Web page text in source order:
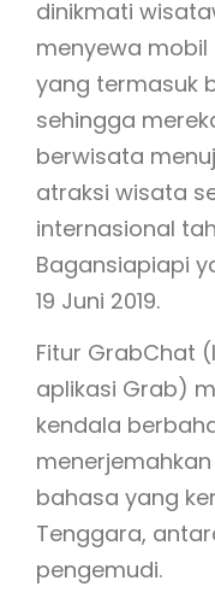
dinikmati
menyewa
yang termasuk
sehingga
berwisata
atraksi wisata
internasional
Bagansiapiapi
19 Juni 2019.
Fitur GrabChat
aplikasi Grab)
kendala
bahasa yang
Tenggara,
pengemudi.